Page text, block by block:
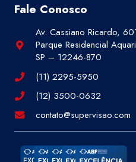
Fale Conosco
Av. Cassiano Ricardo,
Parque Residencial
SP – 12246-870
(11) 2295-5950
(12) 3500-0632
contato@supervisao.com